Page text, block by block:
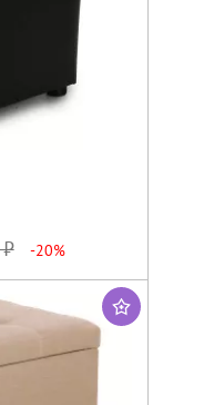
-20%